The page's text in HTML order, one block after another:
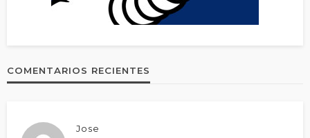
COMENTARIOS RECIENTES
Jose